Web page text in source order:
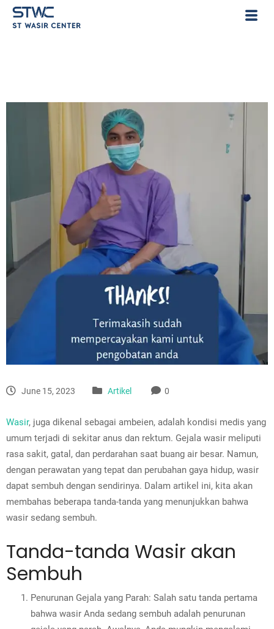
June 15, 2023 Artikel 0
Wasir, juga dikenal sebagai ambeien, adalah kondisi medis yang
umum terjadi di sekitar anus dan rektum. Gejala wasir meliputi
rasa sakit, gatal, dan perdarahan saat buang air besar. Namun,
dengan perawatan yang tepat dan perubahan gaya hidup, wasir
dapat sembuh dengan sendirinya. Dalam artikel ini, kita akan
membahas beberapa tanda-tanda yang menunjukkan bahwa
wasir sedang sembuh.
Tanda-tanda Wasir akan
Sembuh
Penurunan Gejala yang Parah: Salah satu tanda pertama
bahwa wasir Anda sedang sembuh adalah penurunan